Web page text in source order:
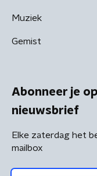
Muziek
Gemist
Abonneer je
nieuwsbrief
Elke zaterdag het
mailbox